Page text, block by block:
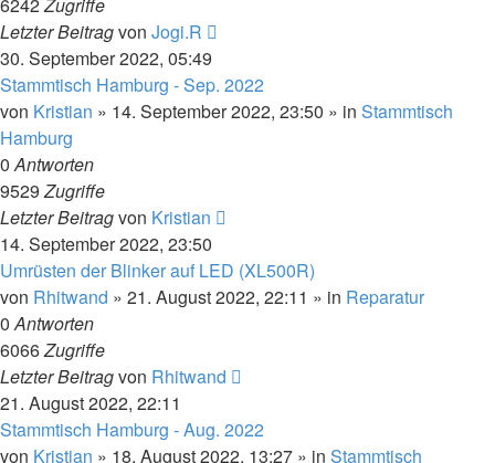
Letzter Beitragvon Jogi.R
30. September 2022, 05:49
Stammtisch Hamburg - Sep. 2022
von Kristian » 14. September 2022, 23:50 » in Stammtisch
Hamburg
0Antworten
9529Zugriffe
Letzter Beitragvon Kristian
14. September 2022, 23:50
Umrüsten der Blinker auf LED (XL500R)
von Rhitwand » 21. August 2022, 22:11 » in Reparatur
0Antworten
6066Zugriffe
Letzter Beitragvon Rhitwand
21. August 2022, 22:11
Stammtisch Hamburg - Aug. 2022
von Kristian » 18. August 2022, 13:27 » in Stammtisch